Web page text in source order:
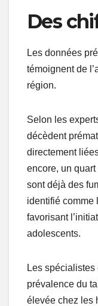
Des
Les données
témoignent de
région.
Selon les
décèdent
directement
encore, un
sont déjà des
identifié comme
favorisant
adolescents.
Les
prévalence du
élevée chez les